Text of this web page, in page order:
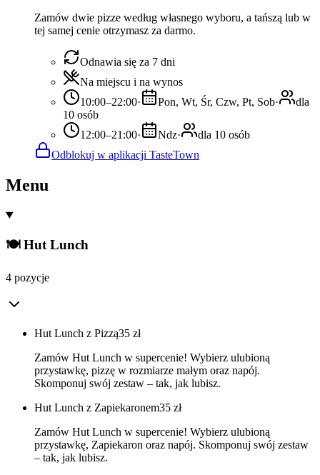
Zamów dwie pizze według własnego wyboru, a tańszą lub w
tej samej cenie otrzymasz za darmo.
Odnawia się za 7 dni
Na miejscu i na wynos
10:00–22:00· Pon, Wt, Śr, Czw, Pt, Sob·
dla
10 osób
12:00–21:00· Ndz·
dla 10 osób
Odblokuj w aplikacji TasteTown
Menu
🍽️ Hut Lunch
4 pozycje
Hut Lunch z Pizzą35 zł
Zamów Hut Lunch w supercenie! Wybierz ulubioną
przystawkę, pizzę w rozmiarze małym oraz napój.
Skomponuj swój zestaw – tak, jak lubisz.
Hut Lunch z Zapiekaronem35 zł
Zamów Hut Lunch w supercenie! Wybierz ulubioną
przystawkę, Zapiekaron oraz napój. Skomponuj swój zestaw
– tak, jak lubisz.